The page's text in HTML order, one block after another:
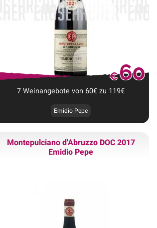
€60
7 Weinangebotevon 60€zu 119€
Emidio Pepe
Montepulciano d'Abruzzo DOC 2017
Emidio Pepe